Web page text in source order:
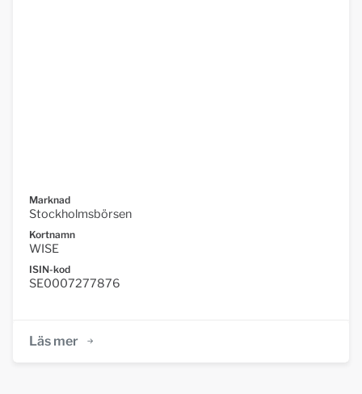
Marknad
Stockholmsbörsen
Kortnamn
WISE
ISIN-kod
SE0007277876
Läs mer